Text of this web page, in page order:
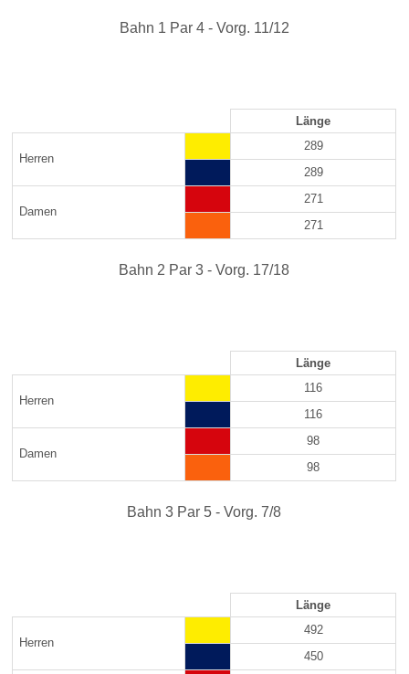
Bahn 1 Par 4 - Vorg. 11/12
Länge
Herren
289
289
Damen
271
271
Bahn 2 Par 3 - Vorg. 17/18
Länge
Herren
116
116
Damen
98
98
Bahn 3 Par 5 - Vorg. 7/8
Länge
Herren
492
450